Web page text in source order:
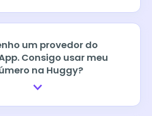
um provedor do
Consigo usar meu
na Huggy?